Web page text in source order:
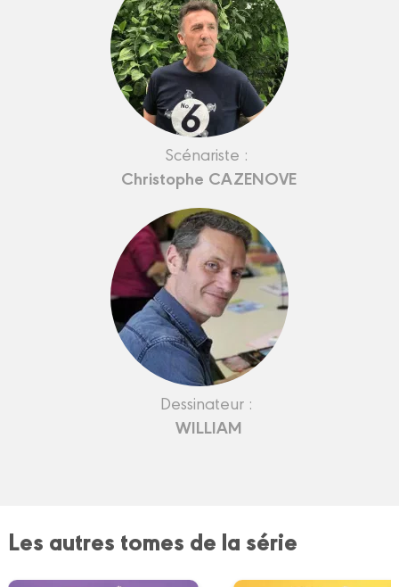
Scénariste :
Christophe CAZENOVE
Dessinateur :
WILLIAM
Les autres tomes de la série